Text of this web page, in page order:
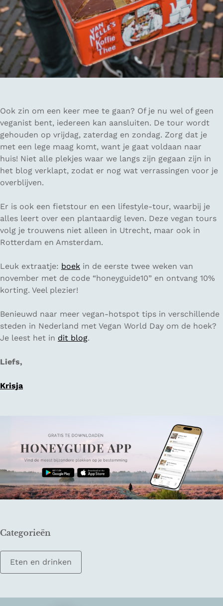
Ook zin om een keer mee te gaan? Of je nu wel of geen
veganist bent, iedereen kan aansluiten. De tour wordt
gehouden op vrijdag, zaterdag en zondag. Zorg dat je
met een lege maag komt, want je gaat voldaan naar
huis! Niet alle plekjes waar we langs zijn gegaan zijn in
het blog verklapt, zodat er nog wat verrassingen voor je
overblijven.
Er is ook een fietstour en een lifestyle-tour, waarbij je
alles leert over een plantaardig leven. Deze vegan tours
volg je trouwens niet alleen in Utrecht, maar ook in
Rotterdam en Amsterdam.
Leuk extraatje: boek in de eerste twee weken van
november met de code “honeyguide10” en ontvang 10%
korting. Veel plezier!
Benieuwd naar meer vegan-hotspot tips in verschillende
steden in Nederland met Vegan World Day om de hoek?
Je leest het in dit blog.
Liefs,
Krisja
Categorieën
Eten en drinken